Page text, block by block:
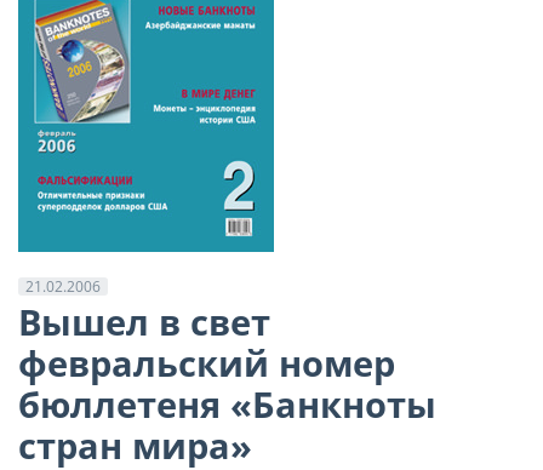
21.02.2006
Вышел в свет
февральский номер
бюллетеня «Банкноты
стран мира»